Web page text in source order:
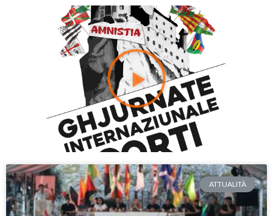
ATTUALITÀ